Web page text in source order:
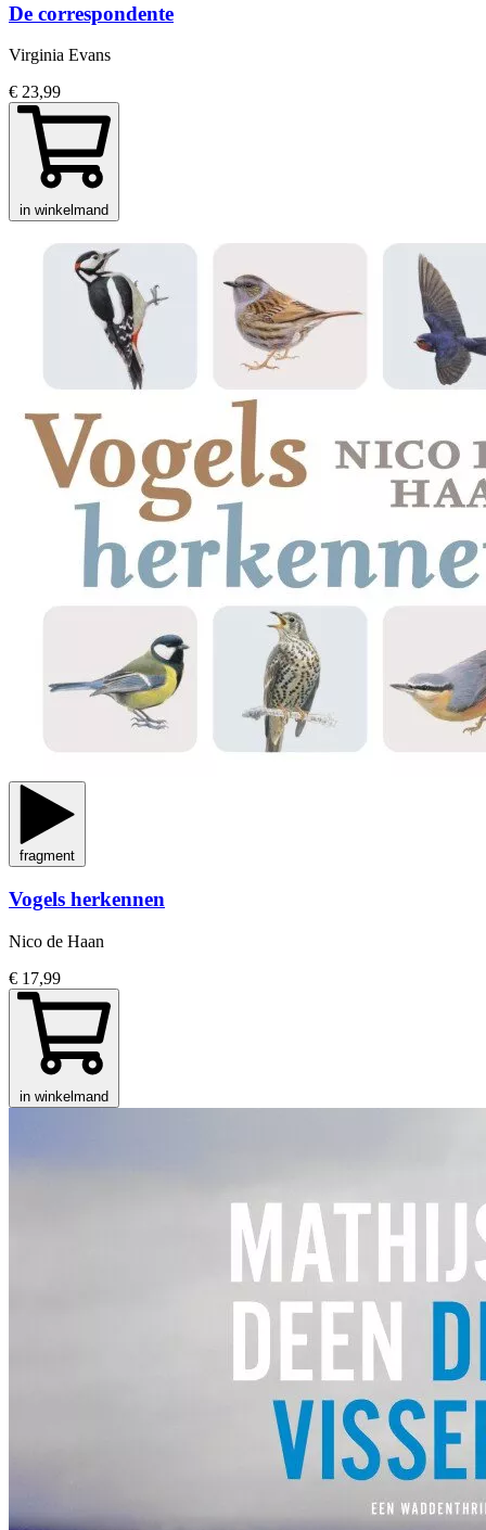
De correspondente
Virginia Evans
€ 23,99
in winkelmand
fragment
Vogels herkennen
Nico de Haan
€ 17,99
in winkelmand